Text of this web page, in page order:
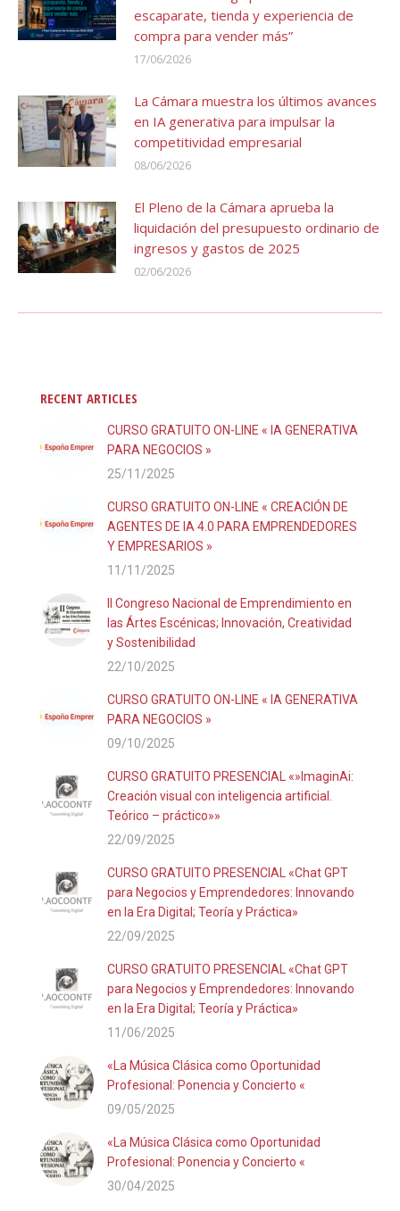
escaparate, tienda y experiencia de
compra para vender más”
17/06/2026
La Cámara muestra los últimos avances
en IA generativa para impulsar la
competitividad empresarial
08/06/2026
El Pleno de la Cámara aprueba la
liquidación del presupuesto ordinario de
ingresos y gastos de 2025
02/06/2026
RECENT ARTICLES
CURSO GRATUITO ON-LINE « IA GENERATIVA
PARA NEGOCIOS »
25/11/2025
CURSO GRATUITO ON-LINE « CREACIÓN DE
AGENTES DE IA 4.0 PARA EMPRENDEDORES
Y EMPRESARIOS »
11/11/2025
II Congreso Nacional de Emprendimiento en
las Ártes Escénicas; Innovación, Creatividad
y Sostenibilidad
22/10/2025
CURSO GRATUITO ON-LINE « IA GENERATIVA
PARA NEGOCIOS »
09/10/2025
CURSO GRATUITO PRESENCIAL «»ImaginAi:
Creación visual con inteligencia artificial.
Teórico – práctico»»
22/09/2025
CURSO GRATUITO PRESENCIAL «Chat GPT
para Negocios y Emprendedores: Innovando
en la Era Digital; Teoría y Práctica»
22/09/2025
CURSO GRATUITO PRESENCIAL «Chat GPT
para Negocios y Emprendedores: Innovando
en la Era Digital; Teoría y Práctica»
11/06/2025
«La Música Clásica como Oportunidad
Profesional: Ponencia y Concierto «
09/05/2025
«La Música Clásica como Oportunidad
Profesional: Ponencia y Concierto «
30/04/2025